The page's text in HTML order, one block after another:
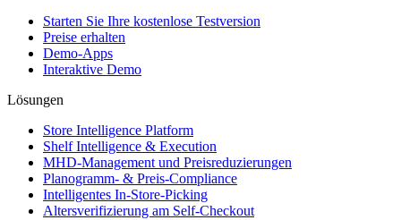
Starten Sie Ihre kostenlose Testversion
Preise erhalten
Demo-Apps
Interaktive Demo
Lösungen
Store Intelligence Platform
Shelf Intelligence & Execution
MHD-Management und Preisreduzierungen
Planogramm- & Preis-Compliance
Intelligentes In-Store-Picking
Altersverifizierung am Self-Checkout